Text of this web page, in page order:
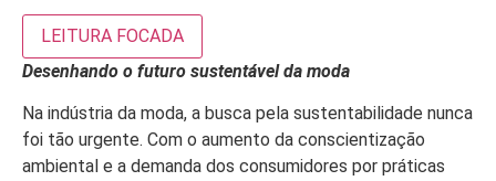
LEITURA FOCADA
Desenhando o futuro sustentável da moda
Na indústria da moda, a busca pela sustentabilidade nunca
foi tão urgente. Com o aumento da conscientização
ambiental e a demanda dos consumidores por práticas